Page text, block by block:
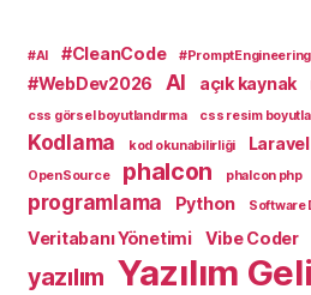
#AI #CleanCode #PromptEngineering
#WebDev2026 AI açık kaynak
css görsel boyutlandırma
css resim
Kodlama kod okunabilirliği Laravel
OpenSource
phalcon phalcon php
programlama Python Software
Veritabanı Yönetimi
Vibe Coder
yazılım Yazılım